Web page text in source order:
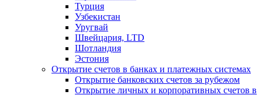
Турция
Узбекистан
Уругвай
Швейцария, LTD
Шотландия
Эстония
Открытие счетов в банках и платежных системах
Открытие банковских счетов за рубежом
Открытие личных и корпоративных счетов в